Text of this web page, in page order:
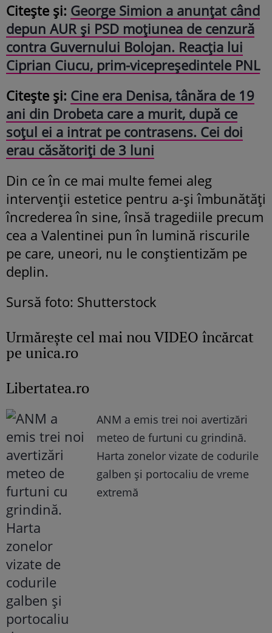
Citește și: George Simion a anunțat când
depun AUR și PSD moțiunea de cenzură
contra Guvernului Bolojan. Reacția lui
Ciprian Ciucu, prim-vicepreședintele PNL
Citește și: Cine era Denisa, tânăra de 19
ani din Drobeta care a murit, după ce
soțul ei a intrat pe contrasens. Cei doi
erau căsătoriți de 3 luni
Din ce în ce mai multe femei aleg
intervenții estetice pentru a-și îmbunătăți
încrederea în sine, însă tragediile precum
cea a Valentinei pun în lumină riscurile
pe care, uneori, nu le conștientizăm pe
deplin.
Sursă foto: Shutterstock
Urmăreşte cel mai nou VIDEO încărcat
pe unica.ro
Libertatea.ro
ANM a emis trei noi avertizări
meteo de furtuni cu grindină.
Harta zonelor vizate de codurile
galben și portocaliu de vreme
extremă